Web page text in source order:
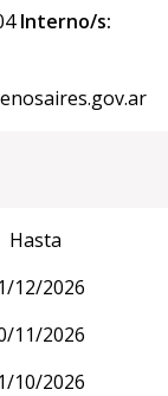
Interno/s:
Hasta
12/2026
11/2026
10/2026